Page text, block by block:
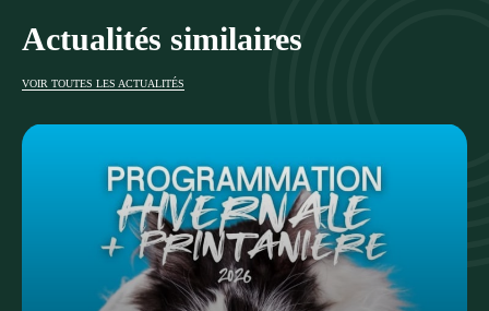
Actualités similaires
VOIR TOUTES LES ACTUALITÉS